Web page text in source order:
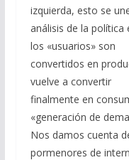
izquierda, esto se
análisis de la
los «usuarios» son
convertidos en
vuelve a convertir
finalmente en
«generación de
Nos damos cuenta
pormenores de